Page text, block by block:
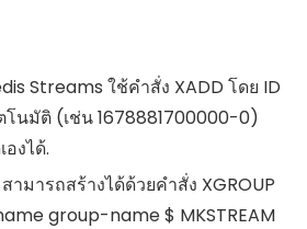
Streams ใช้คำสั่ง XADD โดย ID
นมัติ (เช่น 1678881700000-0)
งได้.
มารถสร้างได้ด้วยคำสั่ง XGROUP
group-name $ MKSTREAM